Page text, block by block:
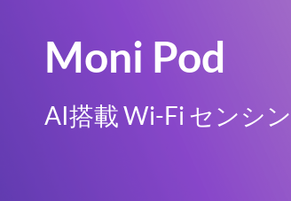
Moni Pod
AI搭載 Wi-Fi センシ